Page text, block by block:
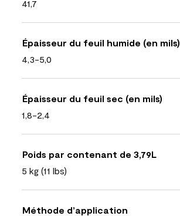
41,7
Épaisseur du feuil humide (en mils)
4,3-5,0
Épaisseur du feuil sec (en mils)
1,8-2,4
Poids par contenant de 3,79L
5 kg (11 lbs)
Méthode d’application